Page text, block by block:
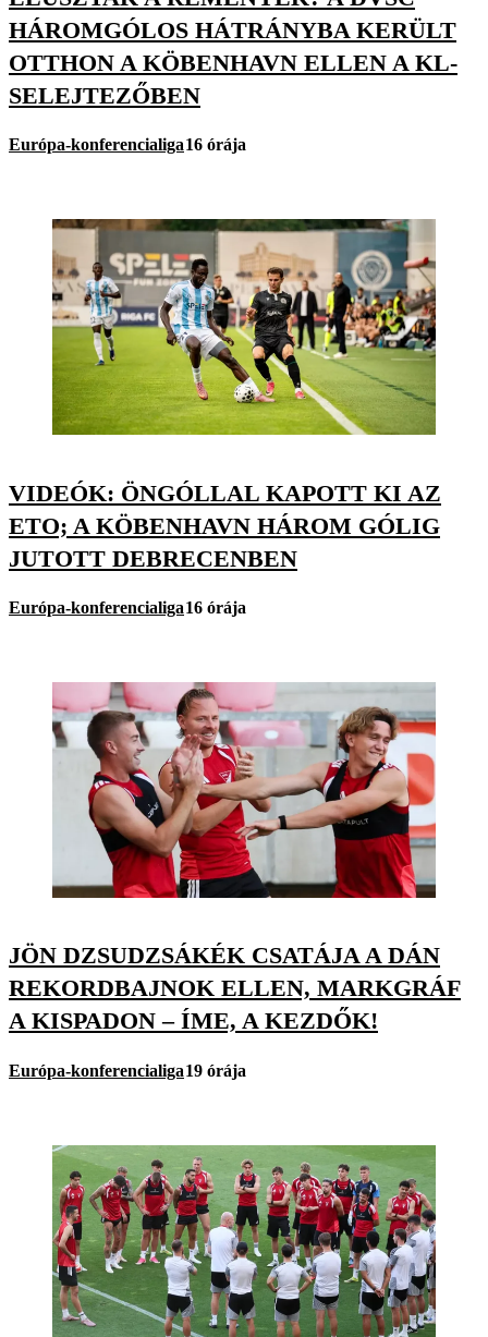
HÁROMGÓLOS HÁTRÁNYBA KERÜLT
OTTHON A KÖBENHAVN ELLEN A KL-
SELEJTEZŐBEN
Európa-konferencialiga16 órája
VIDEÓK: ÖNGÓLLAL KAPOTT KI AZ
ETO; A KÖBENHAVN HÁROM GÓLIG
JUTOTT DEBRECENBEN
Európa-konferencialiga16 órája
JÖN DZSUDZSÁKÉK CSATÁJA A DÁN
REKORDBAJNOK ELLEN, MARKGRÁF
A KISPADON – ÍME, A KEZDŐK!
Európa-konferencialiga19 órája